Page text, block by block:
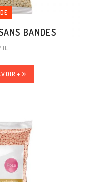
BANDES
+